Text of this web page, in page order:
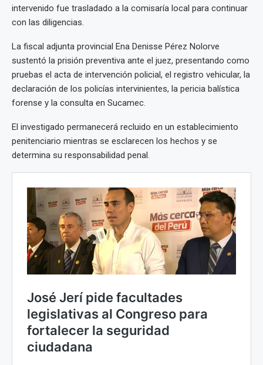
intervenido fue trasladado a la comisaría local para continuar
con las diligencias.
La fiscal adjunta provincial Ena Denisse Pérez Nolorve
sustentó la prisión preventiva ante el juez, presentando como
pruebas el acta de intervención policial, el registro vehicular, la
declaración de los policías intervinientes, la pericia balística
forense y la consulta en Sucamec.
El investigado permanecerá recluido en un establecimiento
penitenciario mientras se esclarecen los hechos y se
determina su responsabilidad penal.